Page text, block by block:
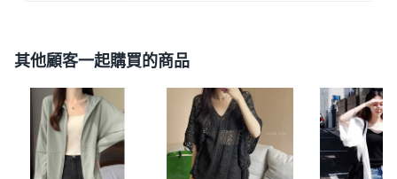
其他顧客一起購買的商品